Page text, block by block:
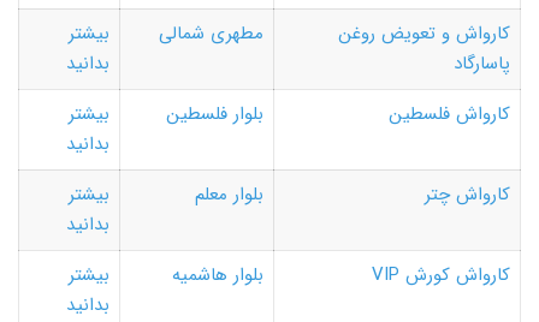
کارواش و تعویض روغن
پاسارگاد
مطهری شمالی
بیشتر
بدانید
کارواش فلسطین
بلوار فلسطین
بیشتر
بدانید
کارواش چتر
بلوار معلم
بیشتر
بدانید
کارواش کورش VIP
بلوار هاشمیه
بیشتر
بدانید